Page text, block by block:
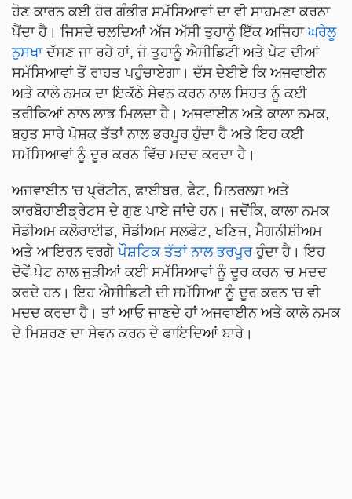
ਹੋਣ ਕਾਰਨ ਕਈ ਹੋਰ ਗੰਭੀਰ ਸਮੱਸਿਆਵਾਂ ਦਾ ਵੀ ਸਾਹਮਣਾ ਕਰਨਾ
ਪੈਂਦਾ ਹੈ। ਜਿਸਦੇ ਚਲਦਿਆਂ ਅੱਜ ਅੱਸੀ ਤੁਹਾਨੂੰ ਇੱਕ ਅਜਿਹਾ ਘਰੇਲੂ
ਨੁਸਖਾਦੱਸਣ ਜਾ ਰਹੇ ਹਾਂ, ਜੋ ਤੁਹਾਨੂੰ ਐਸੀਡਿਟੀ ਅਤੇ ਪੇਟ ਦੀਆਂ
ਸਮੱਸਿਆਵਾਂ ਤੋਂ ਰਾਹਤ ਪਹੁੰਚਾਏਗਾ। ਦੱਸ ਦੇਈਏ ਕਿ ਅਜਵਾਈਨ
ਅਤੇ ਕਾਲੇ ਨਮਕ ਦਾ ਇਕੱਠੇ ਸੇਵਨ ਕਰਨ ਨਾਲ ਸਿਹਤ ਨੂੰ ਕਈ
ਤਰੀਕਿਆਂ ਨਾਲ ਲਾਭ ਮਿਲਦਾ ਹੈ। ਅਜਵਾਈਨ ਅਤੇ ਕਾਲਾ ਨਮਕ,
ਬਹੁਤ ਸਾਰੇ ਪੋਸ਼ਕ ਤੱਤਾਂ ਨਾਲ ਭਰਪੂਰ ਹੁੰਦਾ ਹੈ ਅਤੇ ਇਹ ਕਈ
ਸਮੱਸਿਆਵਾਂ ਨੂੰ ਦੂਰ ਕਰਨ ਵਿੱਚ ਮਦਦ ਕਰਦਾ ਹੈ।
ਅਜਵਾਈਨ 'ਚ ਪ੍ਰੋਟੀਨ, ਫਾਈਬਰ, ਫੈਟ, ਮਿਨਰਲਸ ਅਤੇ
ਕਾਰਬੋਹਾਈਡ੍ਰੇਟਸ ਦੇ ਗੁਣ ਪਾਏ ਜਾਂਦੇ ਹਨ। ਜਦੋਂਕਿ, ਕਾਲਾ ਨਮਕ
ਸੋਡੀਅਮ ਕਲੋਰਾਈਡ, ਸੋਡੀਅਮ ਸਲਫੇਟ, ਖਣਿਜ, ਮੈਗਨੀਸ਼ੀਅਮ
ਅਤੇ ਆਇਰਨ ਵਰਗੇਪੌਸ਼ਟਿਕ ਤੱਤਾਂ ਨਾਲ ਭਰਪੂਰਹੁੰਦਾ ਹੈ। ਇਹ
ਦੋਵੇਂ ਪੇਟ ਨਾਲ ਜੁੜੀਆਂ ਕਈ ਸਮੱਸਿਆਵਾਂ ਨੂੰ ਦੂਰ ਕਰਨ 'ਚ ਮਦਦ
ਕਰਦੇ ਹਨ। ਇਹ ਐਸੀਡਿਟੀ ਦੀ ਸਮੱਸਿਆ ਨੂੰ ਦੂਰ ਕਰਨ 'ਚ ਵੀ
ਮਦਦ ਕਰਦਾ ਹੈ। ਤਾਂ ਆਓ ਜਾਣਦੇ ਹਾਂ ਅਜਵਾਈਨ ਅਤੇ ਕਾਲੇ ਨਮਕ
ਦੇ ਮਿਸ਼ਰਣ ਦਾ ਸੇਵਨ ਕਰਨ ਦੇ ਫਾਇਦਿਆਂ ਬਾਰੇ।